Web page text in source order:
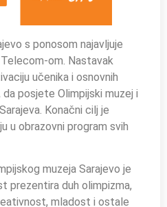
s ponosom najavljuje
om. Nastavak
učenika i osnovnih
posjete Olimpijski muzej i
Konačni cilj je
u obrazovni program svih
muzeja Sarajevo je
prezentira duh olimpizma,
mladost i ostale